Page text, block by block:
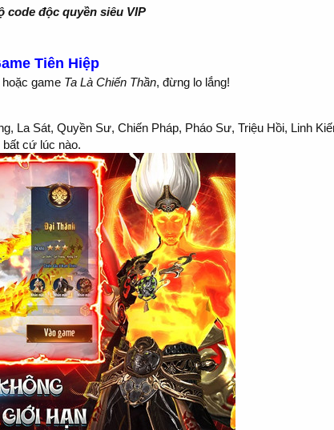
code độc quyền siêu VIP
Tiên Hiệp
hoặc game Ta Là Chiến Thần, đừng lo lắng!
La Sát, Quyền Sư, Chiến Pháp, Pháo Sư, Triệu Hồi, Linh
bất cứ lúc nào.